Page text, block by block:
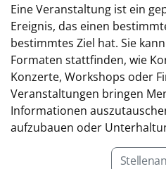
Eine Veranstaltung ist ein
Ereignis, das einen
bestimmtes Ziel hat. Sie
Formaten stattfinden, wie
Konzerte, Workshops oder
Veranstaltungen bringen
Informationen
aufzubauen oder